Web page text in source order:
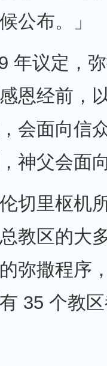
公布。」
年议定，
恩经前，
会面向信
神父会面
切里枢机
教区的大
弥撒程序
35 个教